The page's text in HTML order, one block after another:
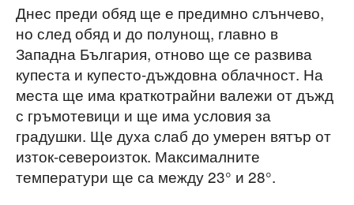
Днес преди обяд ще е предимно слънчево,
но след обяд и до полунощ, главно в
Западна България, отново ще се развива
купеста и купесто-дъждовна облачност. На
места ще има краткотрайни валежи от дъжд
с гръмотевици и ще има условия за
градушки. Ще духа слаб до умерен вятър от
изток-североизток. Максималните
температури ще са между 23° и 28°.